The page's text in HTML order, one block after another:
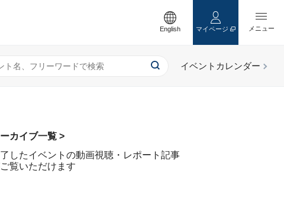
English マイページ
カイブ一覧 >
したイベントの動画視聴・レポート記事
覧いただけます